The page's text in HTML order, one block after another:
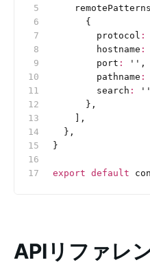
    remotePatterns
      {
        protocol
:
        hostname
:
        port
: '' ,
        pathname
:
        search
: ''
      },
    ],
  },
}
export default
APIリファレ